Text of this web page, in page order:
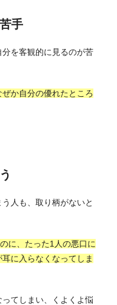
手
を客観的に見るのが苦
か自分の優れたところ
人も、取り柄がないと
に、たった1人の悪口に
に入らなくなってしま
てしまい、くよくよ悩